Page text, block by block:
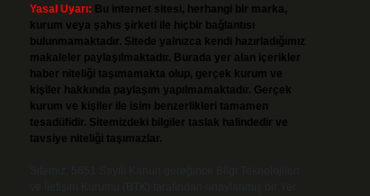
Yasal Uyarı: Bu internet sitesi, herhangi bir marka,
kurum veya şahıs şirketi ile hiçbir bağlantısı
bulunmamaktadır. Sitede yalnızca kendi hazırladığımız
makaleler paylaşılmaktadır. Burada yer alan içerikler
haber niteliği taşımamakta olup, gerçek kurum ve
kişiler hakkında paylaşım yapılmamaktadır. Gerçek
kurum ve kişiler ile isim benzerlikleri tamamen
tesadüfidir. Sitemizdeki bilgiler taslak halindedir ve
tavsiye niteliği taşımazlar.
Sitemiz, 5651 Sayılı Kanun gereğince Bilgi Teknolojileri
ve İletişim Kurumu (BTK) tarafından onaylanmış bir Yer